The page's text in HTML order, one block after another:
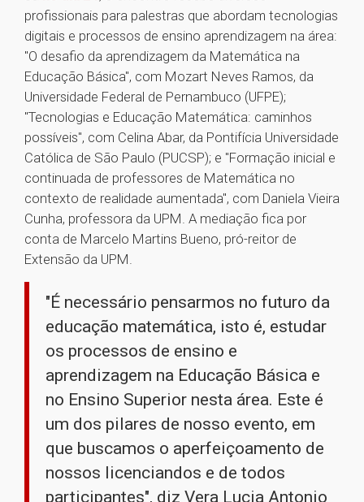
profissionais para palestras que abordam tecnologias
digitais e processos de ensino aprendizagem na área:
"O desafio da aprendizagem da Matemática na
Educação Básica", com Mozart Neves Ramos, da
Universidade Federal de Pernambuco (UFPE);
"Tecnologias e Educação Matemática: caminhos
possíveis", com Celina Abar, da Pontifícia Universidade
Católica de São Paulo (PUCSP); e "Formação inicial e
continuada de professores de Matemática no
contexto de realidade aumentada", com Daniela Vieira
Cunha, professora da UPM. A mediação fica por
conta de Marcelo Martins Bueno, pró-reitor de
Extensão da UPM.
"É necessário pensarmos no futuro da
educação matemática, isto é, estudar
os processos de ensino e
aprendizagem na Educação Básica e
no Ensino Superior nesta área. Este é
um dos pilares de nosso evento, em
que buscamos o aperfeiçoamento de
nossos licenciandos e de todos
participantes", diz Vera Lucia Antonio